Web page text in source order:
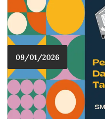
09/01/2026